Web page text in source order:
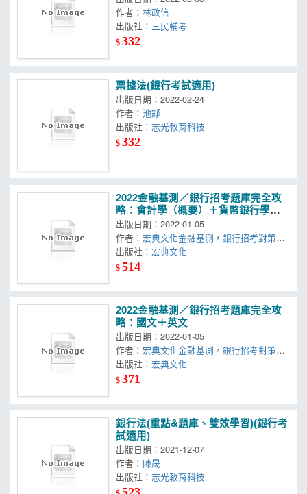
作者：林政信
出版社：
$332
票據法(銀行考試適用)
出版日期：2022-02-24
作者：池錚
出版社：
$332
2022金融基測／銀行招考題庫完全攻
略：會計學（概要）＋貨幣銀行學
（概要）
出版日期：2022-01-05
作者：宏典文化金融基測 ，銀行招考對策研
究小組
出版社：
$514
2022金融基測／銀行招考題庫完全攻
略：國文＋英文
出版日期：2022-01-05
作者：宏典文化金融基測 ，銀行招考對策研
究小組
出版社：
$371
銀行法(重點&題庫、雙效學習)(銀行考
試適用)
出版日期：2021-12-07
作者： 陳晟
出版社：